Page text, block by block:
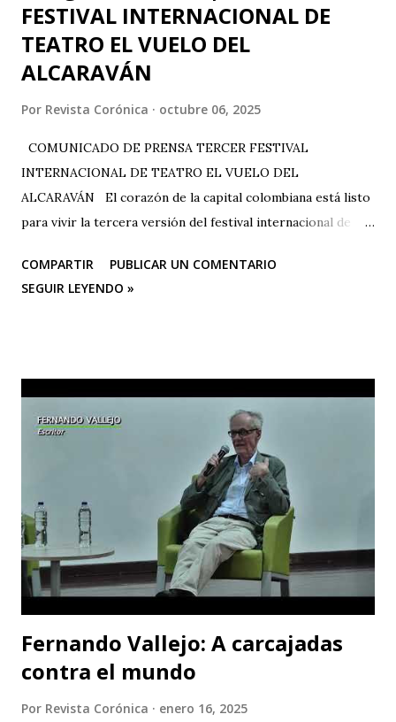
FESTIVAL INTERNACIONAL DE
TEATRO EL VUELO DEL
ALCARAVÁN
Por Revista Corónica octubre 06, 2025
COMUNICADO DE PRENSA TERCER FESTIVAL
INTERNACIONAL DE TEATRO EL VUELO DEL
ALCARAVÁN El corazón de la capital colombiana está listo
para vivir la tercera versión del festival internacional de
de octubre del 2025 en el Corredor Cultural Del Centro
Comercial Los Ángeles, dónde actualmente se han
Galponcito De Umbral- Correo De Voz Teatro , Candela
Teatro y CASA TEA -Teatro Estudio Alcaraván- este último,
organizador del festival. Teatro Estudio Alcaraván, las
salas del corredor cultural, los grupos y artistas
participantes les hacen una cordial invitación al público
capitalino y a los espectadores del arte y la cultura en la
ciudad (y fuera de ella) para que asistan a la tercera versión
de este festival internacional de teatro que este año les ...
COMPARTIR
PUBLICAR UN COMENTARIO
SEGUIR LEYENDO »
Fernando Vallejo: A carcajadas
contra el mundo
Por Revista Corónica enero 16, 2025